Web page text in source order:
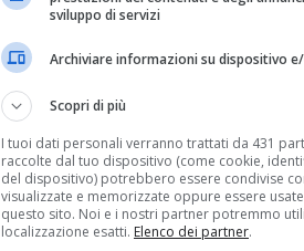
sviluppo di servizi
Archiviare informazioni su dispositivo
Scopri di più
I tuoi dati personali verranno trattati da 431
raccolte dal tuo dispositivo (come cookie,
del dispositivo) potrebbero essere condivise
visualizzate e memorizzate oppure essere
questo sito. Noi e i nostri partner potremmo
localizzazione esatti. Elenco dei partner.